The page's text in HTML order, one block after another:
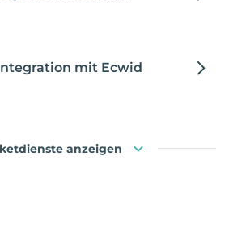
mit Ecwid
anzeigen